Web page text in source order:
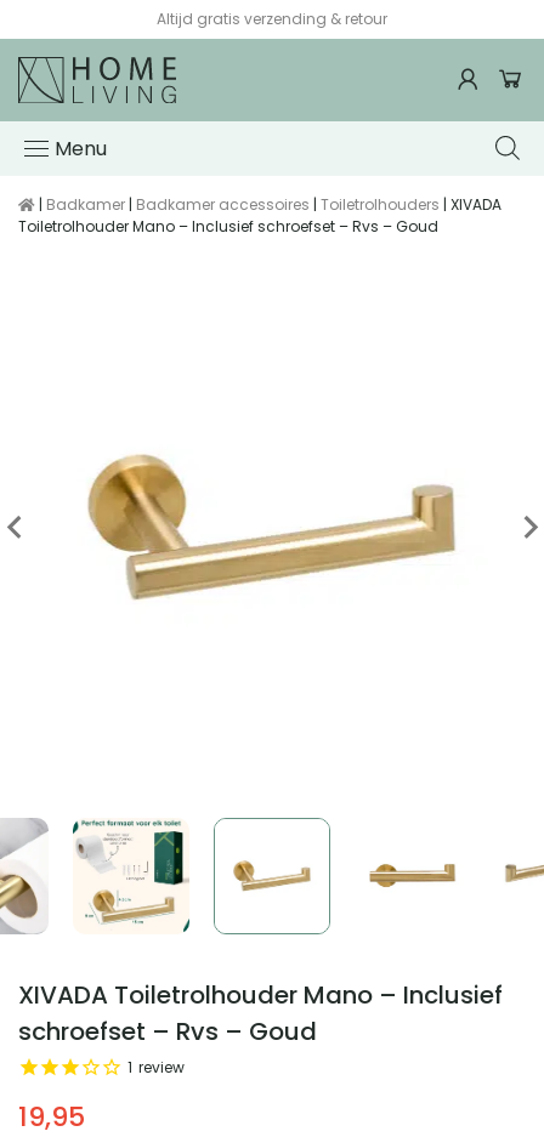
Altijd gratis verzending & retour
Menu
| Badkamer | Badkamer accessoires | Toiletrolhouders | XIVADA
Toiletrolhouder Mano – Inclusief schroefset – Rvs – Goud
XIVADA Toiletrolhouder Mano – Inclusief
schroefset – Rvs – Goud
19,95
1 review